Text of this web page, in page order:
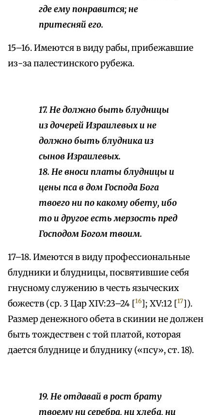
где ему понравится; не
притесняй его.
15–16. Имеются в виду рабы, прибежавшие
из-за палестинского рубежа.
17. Не должно быть блудницы
из дочерей Израилевых и не
должно быть блудника из
сынов Израилевых.
18. Не вноси платы блудницы и
цены пса в дом Господа Бога
твоего ни по какому обету, ибо
то и другое есть мерзость пред
Господом Богом твоим.
17–18. Имеются в виду профессиональные
блудники и блудницы, посвятившие себя
гнусному служению в честь языческих
божеств (ср. 3 Цар XIV:23–24 [16]; XV:12 [17]).
Размер денежного обета в скинии не должен
быть тождествен с той платой, которая
дается блуднице и блуднику («псу», ст. 18).
19. Не отдавай в рост брату
твоему ни серебра, ни хлеба, ни